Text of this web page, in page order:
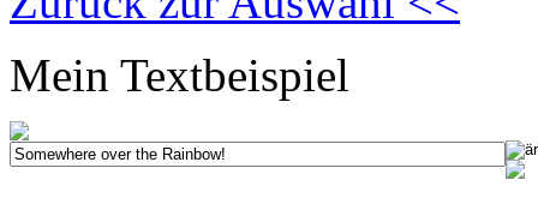
Mein Textbeispiel